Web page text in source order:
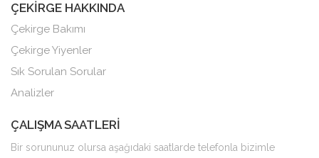
ÇEKİRGE HAKKINDA
Çekirge Bakımı
Çekirge Yiyenler
Sık Sorulan Sorular
Analizler
ÇALIŞMA SAATLERİ
Bir sorununuz olursa aşağıdaki saatlarde telefonla bizimle